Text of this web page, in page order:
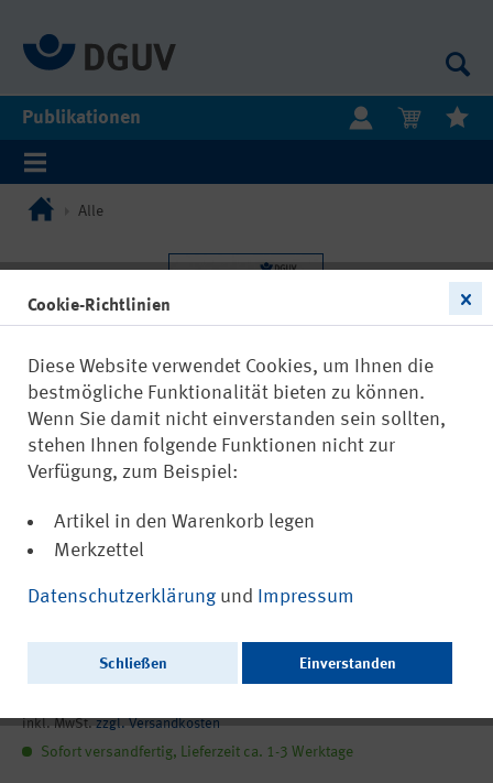
Publikationen
Alle
DGUV Information 210-007
Schutzeinrichtungen verhindern
inkl. MwSt. zzgl. Versandkosten
Sofort versandfertig, Lieferzeit ca. 1-3 Werktage
Cookie-Richtlinien
Diese Website verwendet Cookies, um Ihnen die
bestmögliche Funktionalität bieten zu können.
Wenn Sie damit nicht einverstanden sein sollten,
stehen Ihnen folgende Funktionen nicht zur
Verfügung, zum Beispiel:
Artikel in den Warenkorb legen
Merkzettel
Datenschutzerklärung und Impressum
Schließen Einverstanden